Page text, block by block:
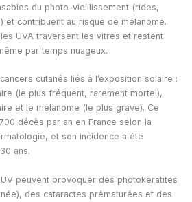
du photo-vieillissement (rides,
et contribuent au risque de mélanome.
UVA traversent les vitres et restent
par temps nuageux.
cutanés liés à l’exposition solaire :
(le plus fréquent, rarement mortel),
et le mélanome (le plus grave). Ce
décès par an en France selon la
et son incidence a été
ans.
peuvent provoquer des photokeratites
des cataractes prématurées et des